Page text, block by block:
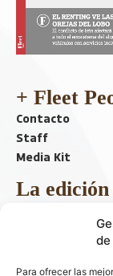
Para ofrecer las
+ Fleet
Contacto
Staff
Media Kit
La
Descargar
ir a hemeroteca
+